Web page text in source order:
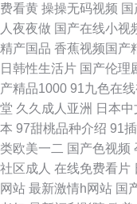
费看黄 操操无码视频
人夜夜做 国产在线小视
精产国品 香蕉视频国产
日韩性生活片 国产伦理
产精品1000 91九色在
堂 久久成人亚洲 日本
本 97甜桃品种介绍 91
类欧美一二 国产色视频
社区成人 在线免费看片
网站 最新激情h网站 国